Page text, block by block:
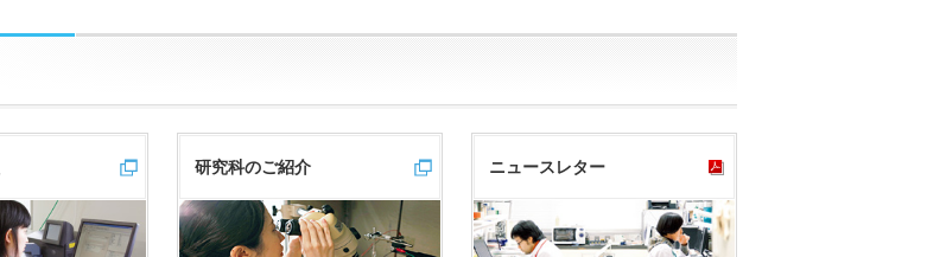
研究科のご紹介 ニュースレター